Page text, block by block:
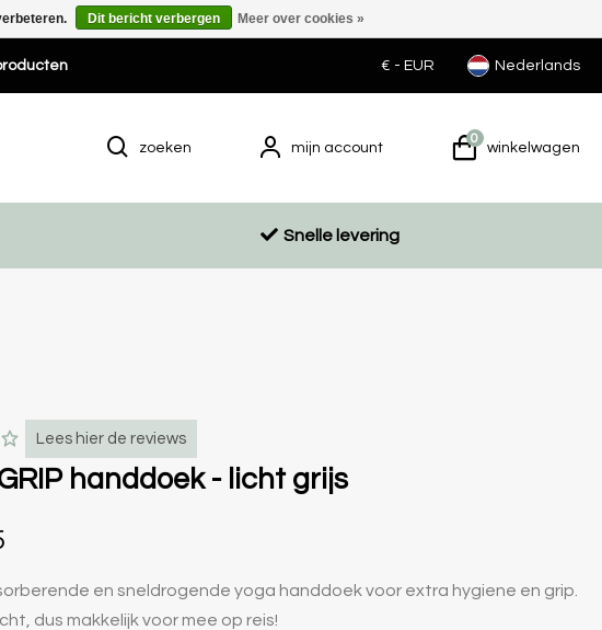
€ - EUR Nederlands
zoeken mijn account
0
winkelwagen
Snelle levering
Lees hier de reviews
handdoek - licht grijs
en sneldrogende yoga handdoek voor extra hygiene en grip.
dus makkelijk voor mee op reis!
Dit bericht verbergen Meer over cookies »